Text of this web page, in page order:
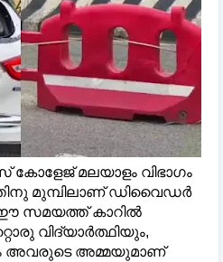
മലയാളം വിഭാഗം
മുമ്പിലാണ് ഡിവൈഡർ
ഈ സമയത്ത് കാറില്‍
വിദ്യാർത്ഥിയും,
അവരുടെ അമ്മയുമാണ്